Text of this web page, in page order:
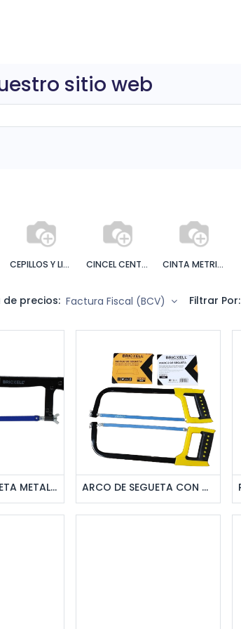
sitio web
CEPILLOS Y LIMAS CINCEL CENTRO PUNTO CINTA METRICA
de precios: Factura Fiscal (BCV) Filtrar Por:
pedido ARCO DE SEGUETA METALICA UNID BRICKELL Agregar al pedido ARCO DE SEGUETA CON HOJA 25 MM UNID BRICKELL